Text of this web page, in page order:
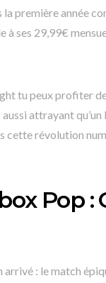
première année
ses 29,99€
tu peux profiter
attrayant
cette révolution
Pop :
: le match